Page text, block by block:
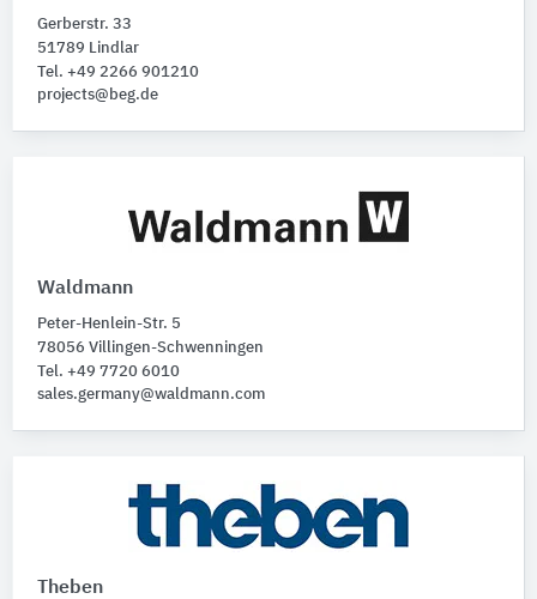
Gerberstr. 33
51789 Lindlar
Tel. +49 2266 901210
projects@beg.de
Waldmann
Peter-Henlein-Str. 5
78056 Villingen-Schwenningen
Tel. +49 7720 6010
sales.germany@waldmann.com
Theben